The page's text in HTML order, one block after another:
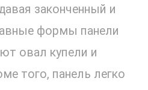
законченный и
формы панели
овал купели и
того, панель легко